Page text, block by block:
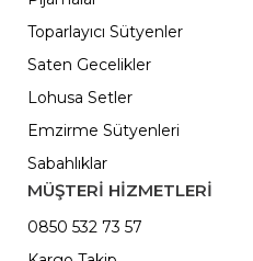
Toparlayıcı Sütyenler
Saten Gecelikler
Lohusa Setler
Emzirme Sütyenleri
Sabahlıklar
MÜŞTERİ HİZMETLERİ
0850 532 73 57